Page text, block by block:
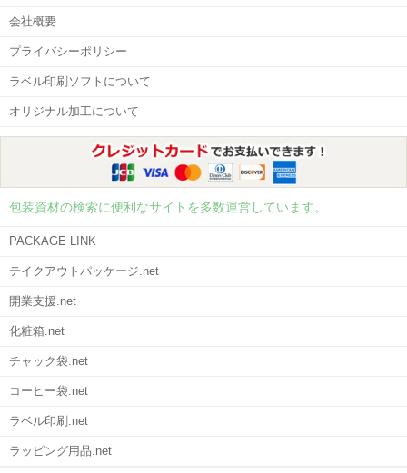
会社概要
プライバシーポリシー
ラベル印刷ソフトについて
オリジナル加工について
包装資材の検索に便利なサイトを多数運営しています。
PACKAGE LINK
テイクアウトパッケージ.net
開業支援.net
化粧箱.net
チャック袋.net
コーヒー袋.net
ラベル印刷.net
ラッピング用品.net